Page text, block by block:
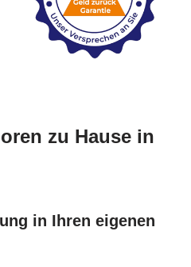
zu Hause in
in Ihren eigenen